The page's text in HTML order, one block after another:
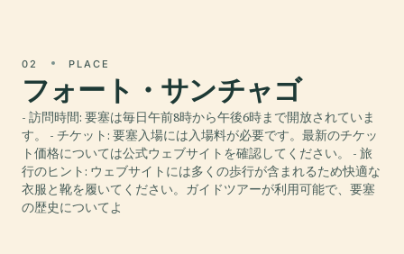
02 PLACE
フォート・サンチャゴ
- 訪問時間: 要塞は毎日午前8時から午後6時まで開放されていま
す。 - チケット: 要塞入場には入場料が必要です。最新のチケッ
ト価格については公式ウェブサイトを確認してください。 - 旅
行のヒント: ウェブサイトには多くの歩行が含まれるため快適な
衣服と靴を履いてください。ガイドツアーが利用可能で、要塞
の歴史についてよ